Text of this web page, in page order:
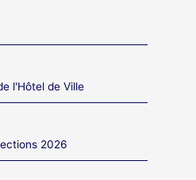
l'Hôtel de Ville
2026